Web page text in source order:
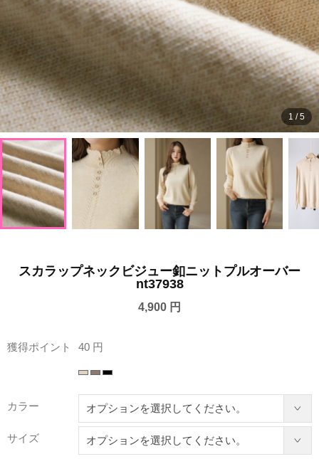
1 /5
スカラップネックビジュー釦ニットプルオーバー
nt37938
4,900 円
獲得ポイント 40 円
カラー
サイズ